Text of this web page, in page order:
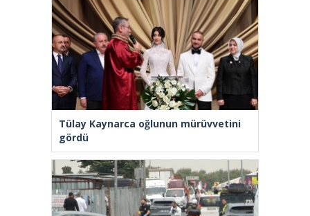
Tülay Kaynarca oğlunun mürüvvetini
gördü